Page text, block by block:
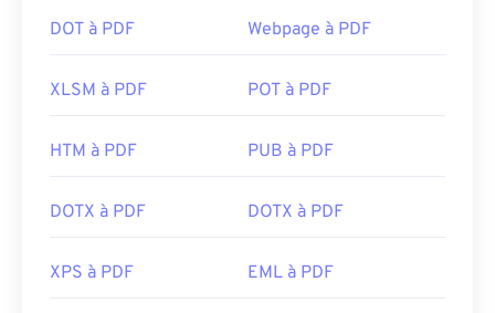
DOT à PDF Webpage à PDF
XLSM à PDF POT à PDF
HTM à PDF PUB à PDF
DOTX à PDF DOTX à PDF
XPS à PDF EML à PDF